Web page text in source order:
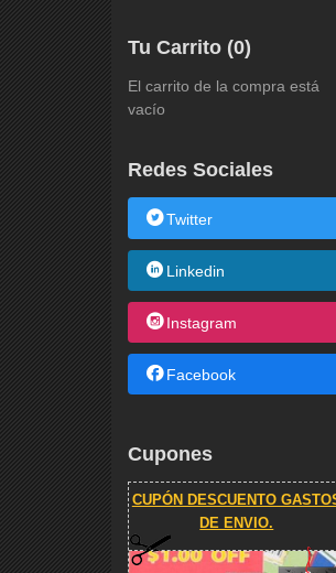
Tu Carrito (0)
El carrito de la compra está
vacío
Redes Sociales
Twitter
Linkedin
Instagram
Facebook
Cupones
CUPÓN DESCUENTO
DE ENVIO.